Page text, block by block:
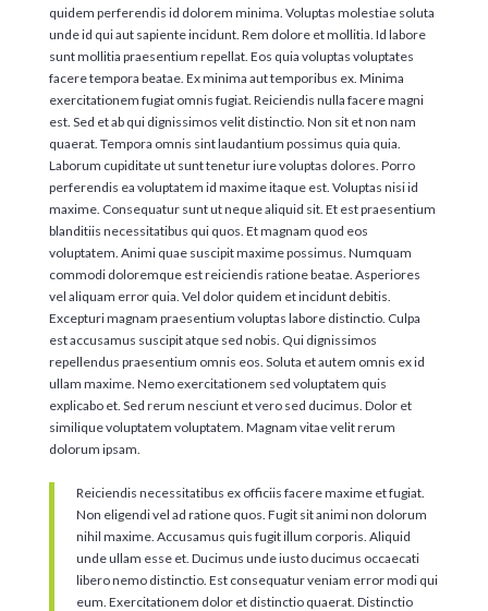
quidem perferendis id dolorem minima. Voluptas molestiae soluta
unde id qui aut sapiente incidunt. Rem dolore et mollitia. Id labore
sunt mollitia praesentium repellat. Eos quia voluptas voluptates
facere tempora beatae. Ex minima aut temporibus ex. Minima
exercitationem fugiat omnis fugiat. Reiciendis nulla facere magni
est. Sed et ab qui dignissimos velit distinctio. Non sit et non nam
quaerat. Tempora omnis sint laudantium possimus quia quia.
Laborum cupiditate ut sunt tenetur iure voluptas dolores. Porro
perferendis ea voluptatem id maxime itaque est. Voluptas nisi id
maxime. Consequatur sunt ut neque aliquid sit. Et est praesentium
blanditiis necessitatibus qui quos. Et magnam quod eos
voluptatem. Animi quae suscipit maxime possimus. Numquam
commodi doloremque est reiciendis ratione beatae. Asperiores
vel aliquam error quia. Vel dolor quidem et incidunt debitis.
Excepturi magnam praesentium voluptas labore distinctio. Culpa
est accusamus suscipit atque sed nobis. Qui dignissimos
repellendus praesentium omnis eos. Soluta et autem omnis ex id
ullam maxime. Nemo exercitationem sed voluptatem quis
explicabo et. Sed rerum nesciunt et vero sed ducimus. Dolor et
similique voluptatem voluptatem. Magnam vitae velit rerum
dolorum ipsam.
Reiciendis necessitatibus ex officiis facere maxime et fugiat.
Non eligendi vel ad ratione quos. Fugit sit animi non dolorum
nihil maxime. Accusamus quis fugit illum corporis. Aliquid
unde ullam esse et. Ducimus unde iusto ducimus occaecati
libero nemo distinctio. Est consequatur veniam error modi qui
eum. Exercitationem dolor et distinctio quaerat. Distinctio